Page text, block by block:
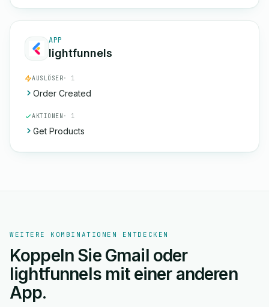
APP
lightfunnels
AUSLÖSER· 1
Order Created
AKTIONEN · 1
Get Products
WEITERE KOMBINATIONEN ENTDECKEN
Koppeln Sie Gmail oder
lightfunnels mit einer anderen
App.